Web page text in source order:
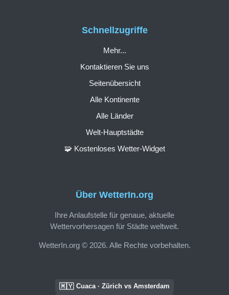
Über WetterIn.org
Ihre Anlaufstelle für genaue, aktuelle
Wettervorhersagen für Städte weltweit.
WetterIn.org © 2026. Alle Rechte vorbehalten.
Schnellzugriffe
Mehr...
Kontaktieren Sie uns
Seitenübersicht
Alle Kontinente
Alle Länder
Welt-Hauptstädte
🧩 Kostenloses Wetter-Widget
🇲🇾 Cuaca · Zürich vs Amsterdam